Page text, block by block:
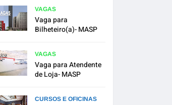
VAGAS
Vaga para
Bilheteiro(a)- MASP
VAGAS
Vaga para Atendente
de Loja- MASP
CURSOS E OFICINAS